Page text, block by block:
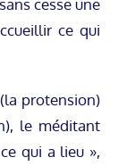
cesse une
ce qui
protension)
le méditant
qui a lieu »,